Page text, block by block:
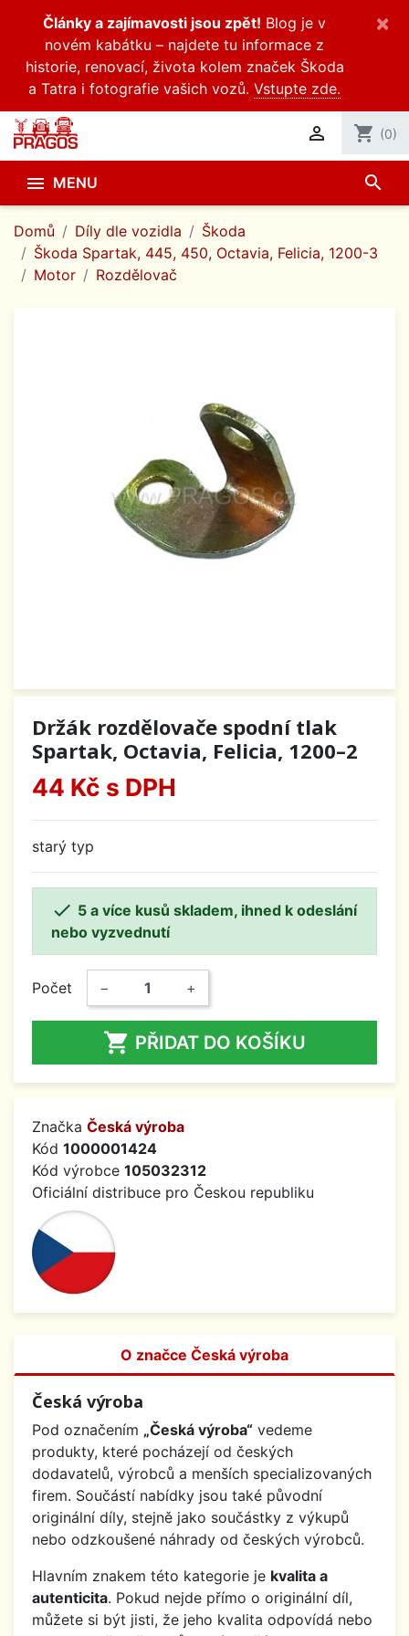
Články a zajímavosti jsou zpět! Blog je v
novém kabátku – najdete tu informace z
historie, renovací, života kolem značek Škoda
a Tatra i fotografie vašich vozů. Vstupte zde.
×
 shopping_cart (0)
 MENU search
Domů Díly dle vozidla
Škoda
Škoda Spartak, 445, 450, Octavia, Felicia, 1200-3
Motor
Rozdělovač
Držák rozdělovače spodní tlak
Spartak, Octavia, Felicia, 1200–2
44 Kč s DPH
starý typ
 5 a více kusů skladem, ihned k odeslání
nebo vyzvednutí
Počet − +
 PŘIDAT DO KOŠÍKU
Značka Česká výroba
Kód 1000001424
Kód výrobce 105032312
Oficiální distribuce pro Českou republiku
O značce Česká výroba
Česká výroba
Pod označením „Česká výroba“ vedeme
produkty, které pocházejí od českých
dodavatelů, výrobců a menších specializovaných
firem. Součástí nabídky jsou také původní
originální díly, stejně jako součástky z výkupů
nebo odzkoušené náhrady od českých výrobců.
Hlavním znakem této kategorie je kvalita a
autenticita. Pokud nejde přímo o originální díl,
můžete si být jisti, že jeho kvalita odpovídá nebo